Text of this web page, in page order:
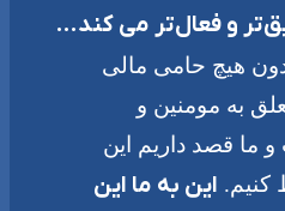
و فعال‌تر می کند…
هیچ حامی مالی
به مومنین و
ما قصد داریم این
این به ما این